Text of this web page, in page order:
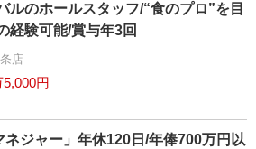
ルのホールスタッフ/“食のプロ”を目
経験可能/賞与年3回
店
円
ネジャー」年休120日/年俸700万円以